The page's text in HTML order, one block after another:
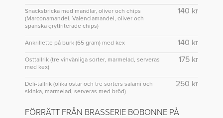
140 kr
Snacksbricka med mandlar, oliver och chips
(Marconamandel, Valenciamandel, oliver och
spanska grytfriterade chips)
140 kr
Ankrillette på burk (65 gram) med kex
175 kr
Osttallrik (tre vinvänliga sorter, marmelad, serveras
med kex)
250 kr
Deli-tallrik (olika ostar och tre sorters salami och
skinka, marmelad, serveras med bröd)
FÖRRÄTT FRÅN BRASSERIE BOBONNE PÅ